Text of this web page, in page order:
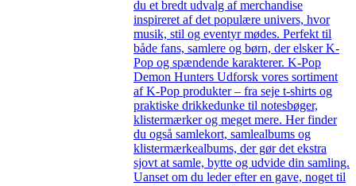
du et bredt udvalg af merchandise
inspireret af det populære univers, hvor
musik, stil og eventyr mødes. Perfekt til
både fans, samlere og børn, der elsker K-
Pop og spændende karakterer. K-Pop
Demon Hunters Udforsk vores sortiment
af K-Pop produkter – fra seje t-shirts og
praktiske drikkedunke til notesbøger,
klistermærker og meget mere. Her finder
du også samlekort, samlealbums og
klistermærkealbums, der gør det ekstra
sjovt at samle, bytte og udvide din samling.
Uanset om du leder efter en gave, noget til